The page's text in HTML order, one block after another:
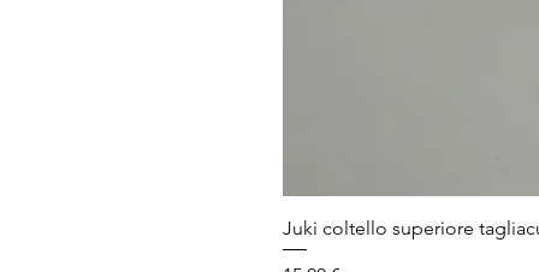
Juki coltello superiore